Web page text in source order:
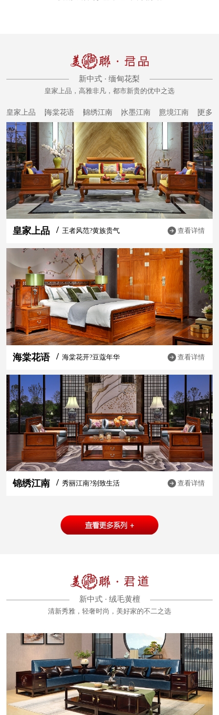
新中式 · 缅甸花梨
皇家上品，高雅非凡，都市新贵的优中之选
皇家上品 海棠花语 锦绣江南 水墨江南 意境江南 更多
皇家上品 王者风范?黄族贵气 查看详情
海棠花语 海棠花开?豆蔻年华 查看详情
锦绣江南 秀丽江南?别致生活 查看详情
新中式 · 绒毛黄檀
清新秀雅，轻奢时尚，美好家的不二之选